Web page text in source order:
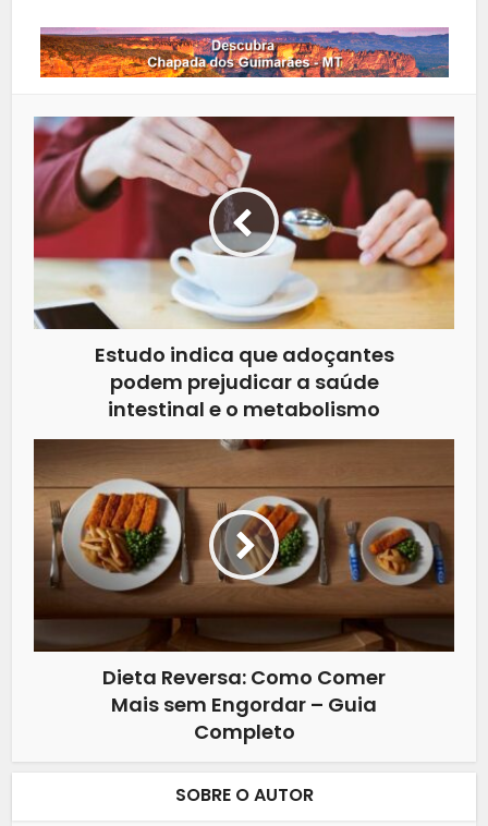
Estudo indica que adoçantes
podem prejudicar a saúde
intestinal e o metabolismo
Dieta Reversa: Como Comer
Mais sem Engordar – Guia
Completo
SOBRE O AUTOR